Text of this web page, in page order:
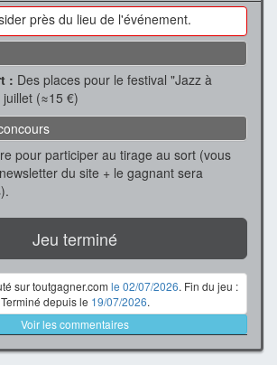
près du lieu de l'événement.
: Des places pour le festival "Jazz à
(≈15 €)
pour participer au tirage au sort (vous
du site + le gagnant sera
Jeu terminé
sur toutgagner.com le 02/07/2026. Fin du jeu :
Terminé depuis le 19/07/2026.
Voir les commentaires